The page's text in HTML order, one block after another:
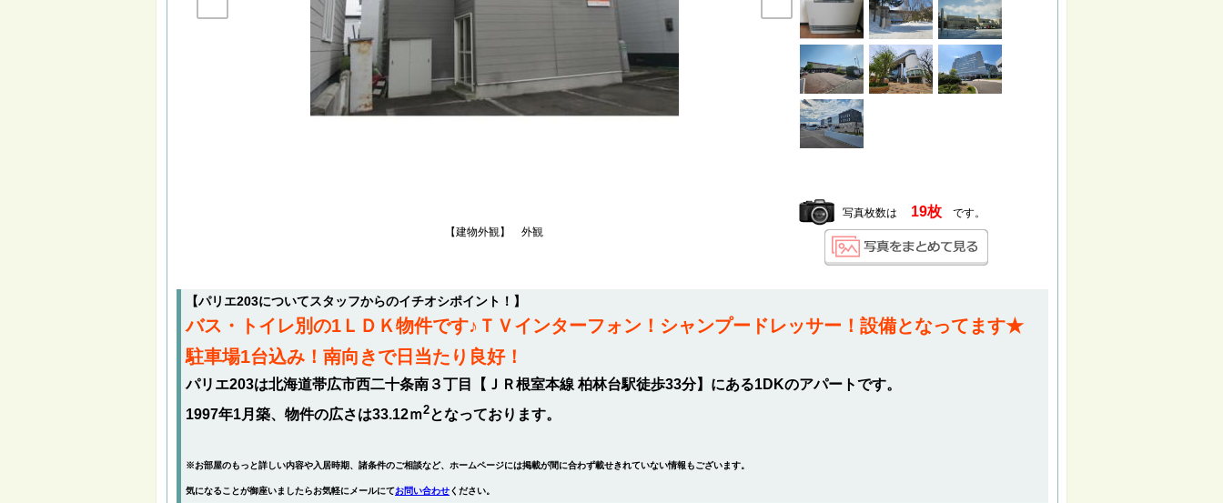
【建物外観】 外観
写真枚数は 19枚です。
【パリエ203についてスタッフからのイチオシポイント！】
バス・トイレ別の1ＬＤＫ物件です♪ＴＶインターフォン！シャンプードレッサー！設備となってます★
駐車場1台込み！南向きで日当たり良好！
パリエ203は北海道帯広市西二十条南３丁目【ＪＲ根室本線 柏林台駅徒歩33分】にある1DKのアパートです。
1997年1月築、物件の広さは33.12ｍ2となっております。
※お部屋のもっと詳しい内容や入居時期、諸条件のご相談など、ホームページには掲載が間に合わず載せきれていない情報もございます。
気になることが御座いましたらお気軽にメールにてお問い合わせください。